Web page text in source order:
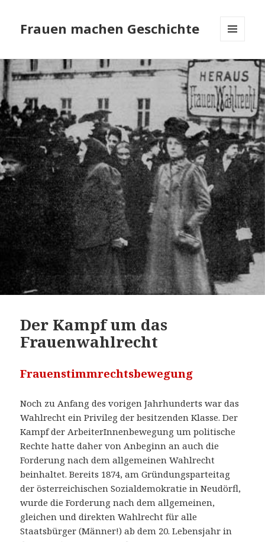
Frauen machen Geschichte
WIDGETS
Der Kampf um das
Frauenwahlrecht
Frauenstimmrechtsbewegung
Noch zu Anfang des vorigen Jahrhunderts war das
Wahlrecht ein Privileg der besitzenden Klasse. Der
Kampf der ArbeiterInnenbewegung um politische
Rechte hatte daher von Anbeginn an auch die
Forderung nach dem allgemeinen Wahlrecht
beinhaltet. Bereits 1874, am Gründungsparteitag
der österreichischen Sozialdemokratie in Neudörfl,
wurde die Forderung nach dem allgemeinen,
gleichen und direkten Wahlrecht für alle
Staatsbürger (Männer!) ab dem 20. Lebensjahr in